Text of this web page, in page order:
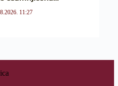
11:27